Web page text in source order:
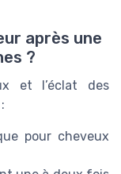
après une
?
et l’éclat des
pour cheveux